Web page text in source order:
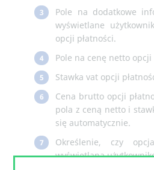
3
Pole na dodatkowe
wyświetlane
opcji płatności.
4 Pole na cenę netto opcji
5 Stawka vat opcji
6
Cena brutto opcji
pola z ceną netto i
się automatycznie.
7
Określenie, czy
wyświetlana